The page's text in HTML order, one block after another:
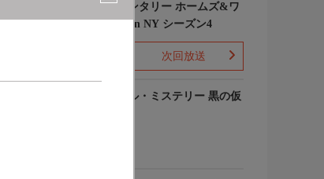
エレメンタリー ホームズ&ワ
トソン in NY シーズン4
次回放送
ルーヴル・ミステリー 黒の仮